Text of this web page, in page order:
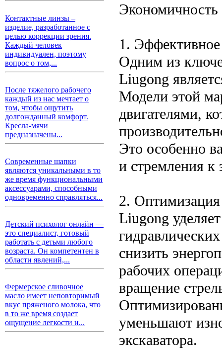
Контактные линзы –
изделие, разработанное с
целью коррекции зрения.
Каждый человек
индивидуален, поэтому
вопрос о том,...
После тяжелого рабочего
каждый из нас мечтает о
том, чтобы ощутить
долгожданный комфорт.
Кресла-мячи
предназначены...
Современные шапки
являются уникальными в то
же время функциональными
аксессуарами, способными
одновременно справляться...
Детский психолог онлайн —
это специалист, готовый
работать с детьми любого
возраста. Он компетентен в
области явлений,...
Фермерское сливочное
масло имеет неповторимый
вкус пряженого молока, что
в то же время создает
ощущение легкости и...
Экономичность
1. Эффективное
Одним из
Liugong
Модели этой
двигателями,
Это особенно
и стремления к
2. Оптимизация
Liugong
снизить
рабочих
вращение
уменьшают
экскаватора.